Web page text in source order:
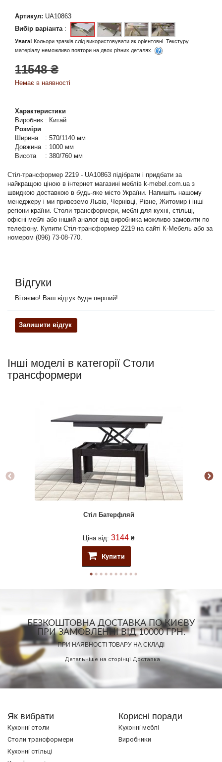
Артикул: UA10863
Вибір варіанта:
Увага! Кольори зразків слід використовувати як орієнтовні. Текстуру
матеріалу неможливо повтори на двох різних деталях.
11548 ₴
Немає в наявності
Характеристики
Виробник : Китай
Розміри
Ширина
: 570/1140 мм
Довжина : 1000 мм
Висота
: 380/760 мм
Стіл-трансформер 2219 - UA10863 підібрати і придбати за
найкращою ціною в інтернет магазині меблів k-mebel.com.ua з
швидкою доставкою в будь-яке місто України. Напишіть нашому
менеджеру і ми привеземо Львів, Чернівці, Рівне, Житомир і інші
регіони країни. Столи трансформери, меблі для кухні, стільці,
офісні меблі або інший аналог від виробника можливо замовити по
телефону. Купити Стіл-трансформер 2219 на сайті К-Мебель або за
номером (096) 73-08-770.
Відгуки
Вітаємо! Ваш відгук буде перший!
Залишити відгук
Інші моделі в категорії Столи
трансформери
Стіл Батерфляй
Ціна від: 3144 ₴
Купити
БЕЗКОШТОВНА ДОСТАВКА ПО КИЄВУ
ПРИ ЗАМОВЛЕННІ ВІД 10000 ГРН.
ПРИ НАЯВНОСТІ ТОВАРУ НА СКЛАДІ
Детальніше на сторінці Доставка
Як вибрати
Кухонні столи
Cтоли трансформери
Кухонні стільці
Корисні поради
Кухонні меблі
Виробники